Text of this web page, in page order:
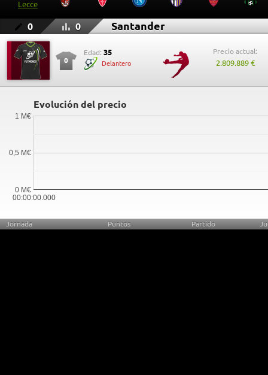
0 0 Santander
0
Edad: 35
Delantero
Precio actual:
2.809.889 €
Evolución del precio
00:00:00.000
0 M€
0,5 M€
1 M€
Jornada Puntos Partido